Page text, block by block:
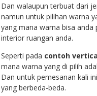
Dan walaupun terbuat dari
namun untuk pilihan warna
yang mana warna bisa anda
interior ruangan anda.
Seperti pada contoh
mana warna yang di pilih
Dan untuk pemesanan kali
yang berbeda-beda.